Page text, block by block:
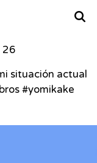
26
situación actual
#yomikake